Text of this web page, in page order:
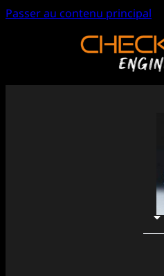
Passer au contenu principal